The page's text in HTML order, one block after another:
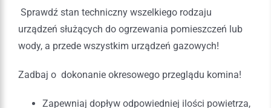
Sprawdź stan techniczny wszelkiego rodzaju
urządzeń służących do ogrzewania pomieszczeń lub
wody, a przede wszystkim urządzeń gazowych!
Zadbaj o dokonanie okresowego przeglądu komina!
Zapewniaj dopływ odpowiedniej ilości powietrza,